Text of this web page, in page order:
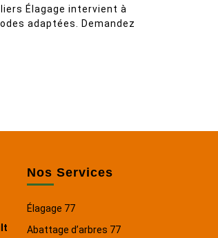
Et en plus ils sont
sympathique. Bref,
à 100% !
Élagage intervient à
adaptées. Demandez
Nos Services
Élagage 77
Abattage d’arbres 77